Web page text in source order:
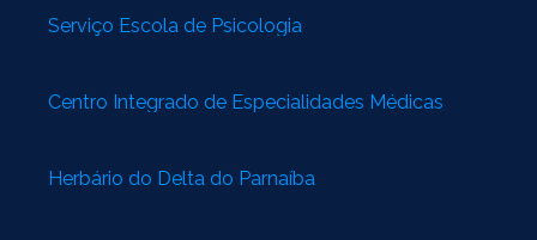
Serviço Escola de Psicologia
Centro Integrado de Especialidades Médicas
Herbário do Delta do Parnaíba